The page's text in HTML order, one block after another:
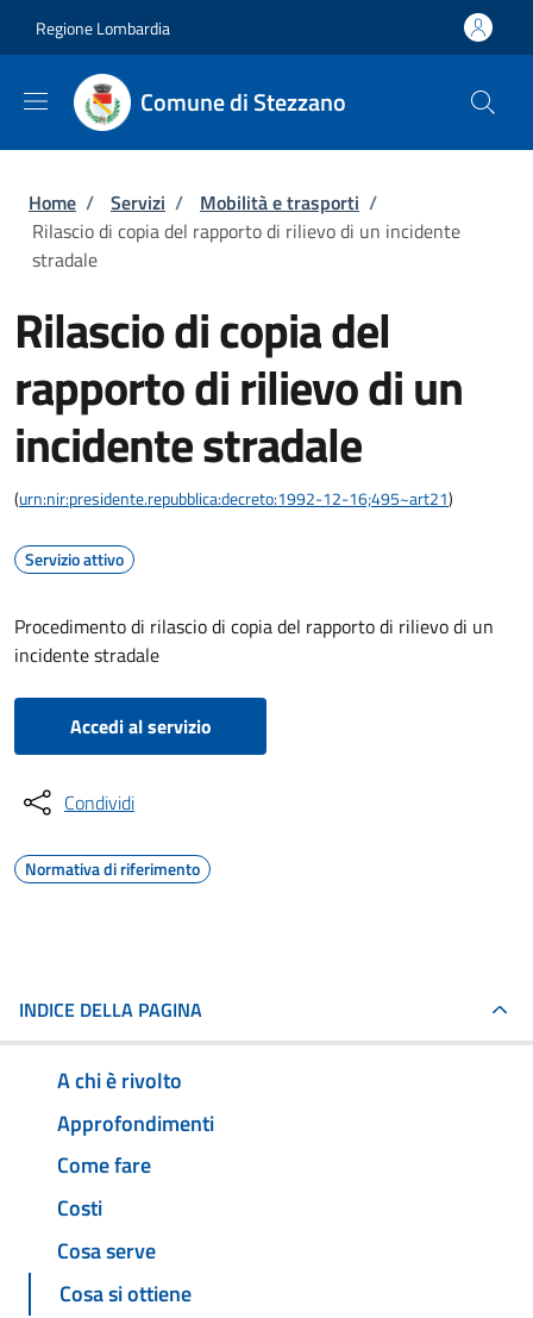
Regione Lombardia
Comune di Stezzano
Briciole di pane
Home / Servizi / Mobilità e trasporti /
Rilascio di copia del rapporto di rilievo di un incidente
stradale
Rilascio di copia del
rapporto di rilievo di un
incidente stradale
(urn:nir:presidente.repubblica:decreto:1992-12-16;495~art21)
Servizio attivo
Procedimento di rilascio di copia del rapporto di rilievo di un
incidente stradale
Accedi al servizio
Condividi
Normativa di riferimento
INDICE DELLA PAGINA
A chi è rivolto
Approfondimenti
Come fare
Costi
Cosa serve
Cosa si ottiene